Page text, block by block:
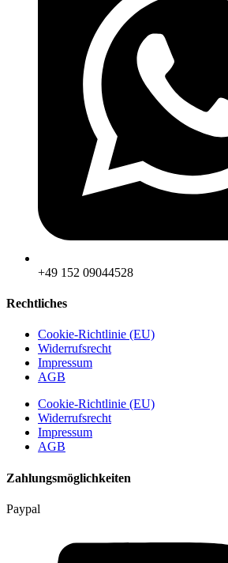
‪+49 152 09044528
Rechtliches
Cookie-Richtlinie (EU)
Widerrufsrecht
Impressum
AGB
Cookie-Richtlinie (EU)
Widerrufsrecht
Impressum
AGB
Zahlungsmöglichkeiten
Paypal